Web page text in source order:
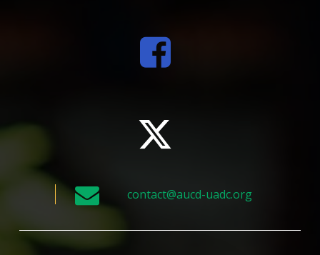
contact@aucd-uadc.org